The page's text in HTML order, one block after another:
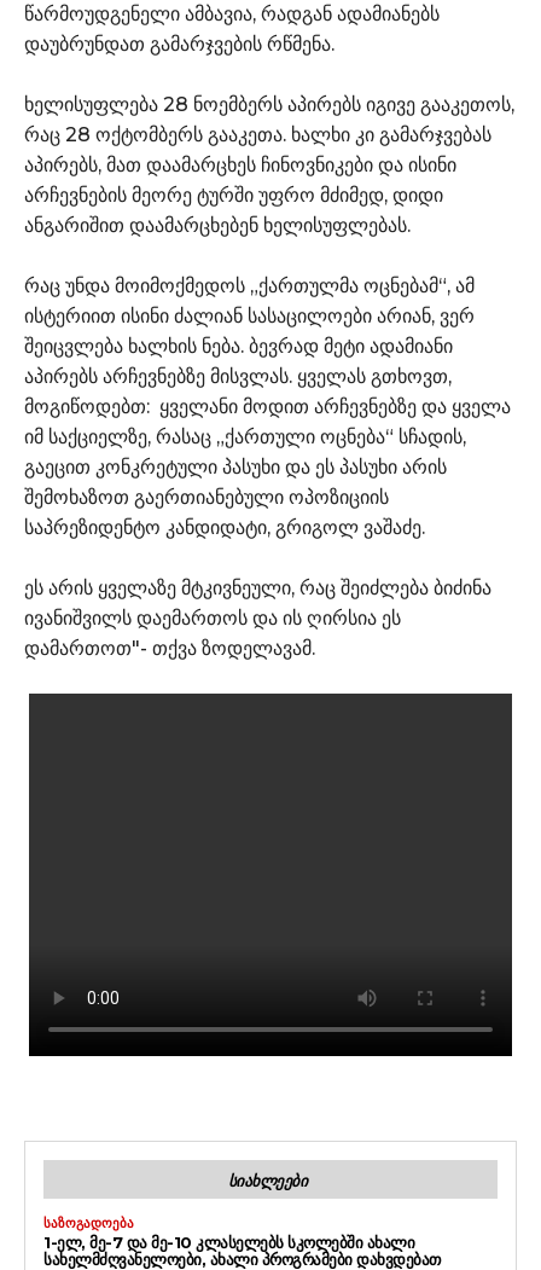
წარმოუდგენელი ამბავია, რადგან ადამიანებს
დაუბრუნდათ გამარჯვების რწმენა.
ხელისუფლება 28 ნოემბერს აპირებს იგივე გააკეთოს,
რაც 28 ოქტომბერს გააკეთა. ხალხი კი გამარჯვებას
აპირებს, მათ დაამარცხეს ჩინოვნიკები და ისინი
არჩევნების მეორე ტურში უფრო მძიმედ, დიდი
ანგარიშით დაამარცხებენ ხელისუფლებას.
რაც უნდა მოიმოქმედოს „ქართულმა ოცნებამ“, ამ
ისტერიით ისინი ძალიან სასაცილოები არიან, ვერ
შეიცვლება ხალხის ნება. ბევრად მეტი ადამიანი
აპირებს არჩევნებზე მისვლას. ყველას გთხოვთ,
მოგიწოდებთ: ყველანი მოდით არჩევნებზე და ყველა
იმ საქციელზე, რასაც „ქართული ოცნება“ სჩადის,
გაეცით კონკრეტული პასუხი და ეს პასუხი არის
შემოხაზოთ გაერთიანებული ოპოზიციის
საპრეზიდენტო კანდიდატი, გრიგოლ ვაშაძე.
ეს არის ყველაზე მტკივნეული, რაც შეიძლება ბიძინა
ივანიშვილს დაემართოს და ის ღირსია ეს
დამართოთ"- თქვა ზოდელავამ.
ᲡᲘᲐᲮᲚᲔᲔᲑᲘ
ᲡᲐᲖᲝᲒᲐᲓᲝᲔᲑᲐ
1-ᲔᲚ, ᲛᲔ-7 ᲓᲐ ᲛᲔ-10 ᲙᲚᲐᲡᲔᲚᲔᲑᲡ ᲡᲙᲝᲚᲔᲑᲨᲘ ᲐᲮᲐᲚᲘ
ᲡᲐᲮᲔᲚᲛᲫᲦᲕᲐᲜᲔᲚᲝᲔᲑᲘ, ᲐᲮᲐᲚᲘ ᲞᲠᲝᲒᲠᲐᲛᲔᲑᲘ ᲓᲐᲮᲕᲓᲔᲑᲐᲗ